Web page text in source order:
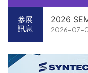
參展
訊息
2026
2026-07-